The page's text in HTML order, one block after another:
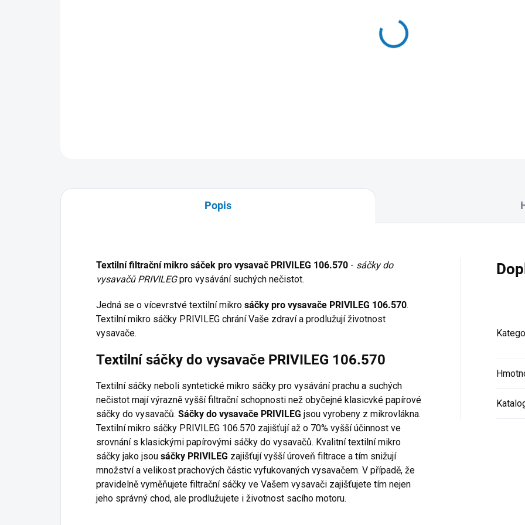
Popis
Textilní filtrační mikro sáček pro vysavač PRIVILEG 106.570 - sáčky do
vysavačů PRIVILEGpro vysávání suchých nečistot.
Jedná se o vícevrstvé textilní mikro sáčky pro vysavače PRIVILEG 106.570.
Textilní mikro sáčky PRIVILEG chrání Vaše zdraví a prodlužují životnost
vysavače.
Textilní sáčky do vysavače PRIVILEG 106.570
Textilní sáčky neboli syntetické mikro sáčky pro vysávání prachu a suchých
nečistot mají výrazně vyšší filtrační schopnosti než obyčejné klasicvké papírové
sáčky do vysavačů. Sáčky do vysavače PRIVILEG jsou vyrobeny z mikrovlákna.
Textilní mikro sáčky PRIVILEG 106.570 zajišťují až o 70% vyšší účinnost ve
srovnání s klasickými papírovými sáčky do vysavačů. Kvalitní textilní mikro
sáčky jako jsou sáčky PRIVILEG zajišťují vyšší úroveň filtrace a tím snižují
množství a velikost prachových částic vyfukovaných vysavačem. V případě, že
pravidelně vyměňujete filtrační sáčky ve Vašem vysavači zajišťujete tím nejen
jeho správný chod, ale prodlužujete i životnost sacího motoru.